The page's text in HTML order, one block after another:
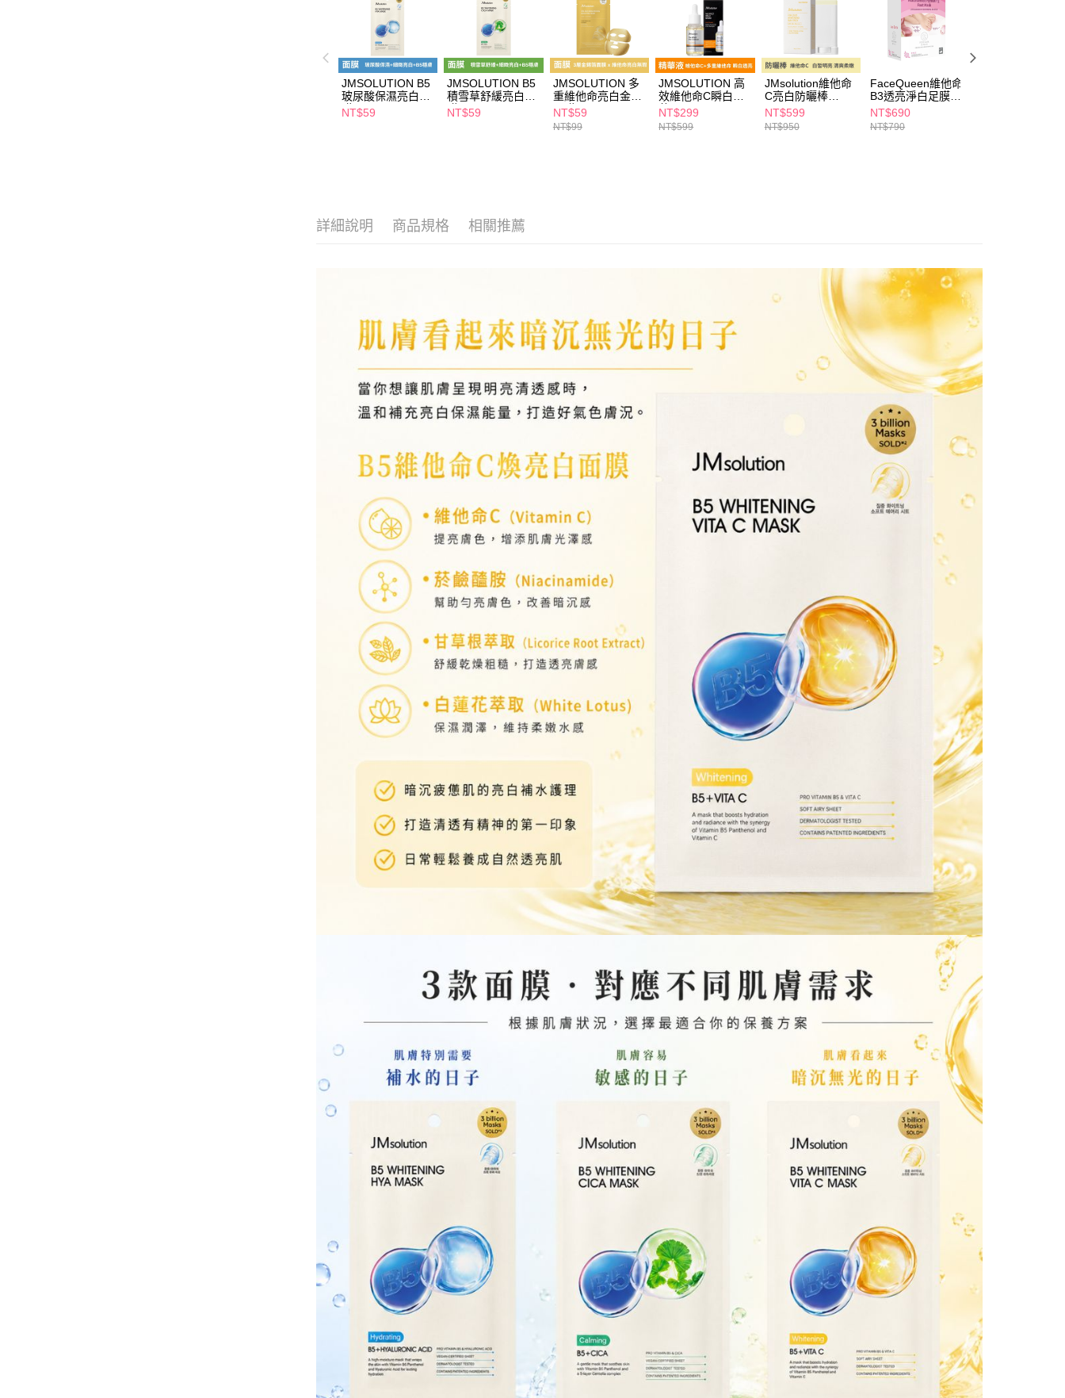
３．未成年的使用者請事先徵得法定代理人或監護人之同意方可使用
「AFTEE先享後付」，若未經同意申辦者引起之損失，本公司不負相關責
４．使用「AFTEE先享後付」時，將依據個別帳號之用戶狀況，依本公司
即時審查核予不同之上限額度；若仍有額度不足之情形，本公司將視審查
結果請求用戶進行身份認證。
５．嚴禁一人註冊多個帳號或使用他人資訊註冊。若發現惡意使用之情
形，恩沛科技股份有限公司將有權停止該用戶之使用額度並採取法律行
動。
每筆NT$65，滿NT$490(含以上)免運費
宅配(本島)
每筆NT$100，滿NT$790(含以上)免運費
付款後寶雅門市自取(由倉庫統一出貨)
每筆NT$80，滿NT$290(含以上)免運費
JMSOLUTION B5
玻尿酸保濕亮白面
膜25ml
NT$59
JMSOLUTION B5
積雪草舒緩亮白面
膜25ml
NT$59
JMSOLUTION 多
重維他命亮白金箔
面膜28ml
NT$59
NT$99
JMSOLUTION 高
效維他命C瞬白精
華30ml
NT$299
NT$599
JMsolution維他命
C亮白防曬棒
UV50+ 20g
NT$599
NT$950
FaceQueen維他命
B3透亮淨白足膜10
入
NT$690
NT$790
詳細說明 商品規格 相關推薦